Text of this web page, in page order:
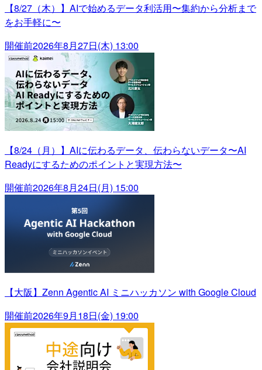
【8/27（木）】AIで始めるデータ利活用〜集約から分析まで
をお手軽に〜
開催前2026年8月27日(木) 13:00
【8/24（月）】AIに伝わるデータ、伝わらないデータ〜AI
Readyにするためのポイントと実現方法〜
開催前2026年8月24日(月) 15:00
【大阪】Zenn Agentic AI ミニハッカソン with Google Cloud
開催前2026年9月18日(金) 19:00